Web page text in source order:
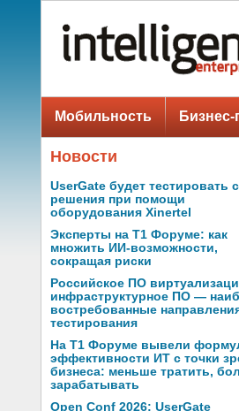
Мобильность
Новости
UserGate будет тестировать
решения при помощи
оборудования Xinertel
Эксперты на Т1 Форуме: как
множить ИИ-возможности,
сокращая риски
Российское ПО
инфраструктурное ПО —
востребованные
тестирования
На Т1 Форуме вывели
эффективности ИТ с точки
бизнеса: меньше тратить,
зарабатывать
Open Conf 2026: UserGate